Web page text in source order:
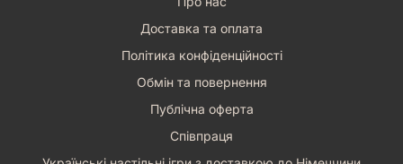
Доставка та оплата
Політика конфіденційності
Обмін та повернення
Публічна оферта
Співпраця